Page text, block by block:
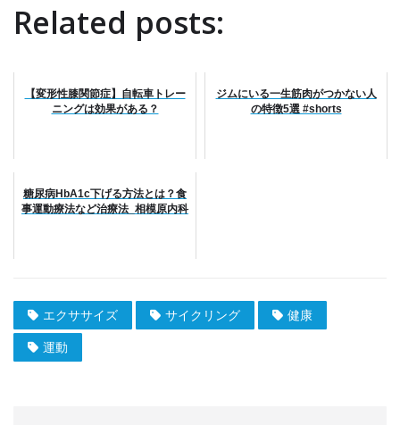
Related posts:
【変形性膝関節症】自転車トレー
ニングは効果がある？
ジムにいる一生筋肉がつかない人
の特徴5選 #shorts
糖尿病HbA1c下げる方法とは？食
事運動療法など治療法_相模原内科
エクササイズ サイクリング
健康
運動